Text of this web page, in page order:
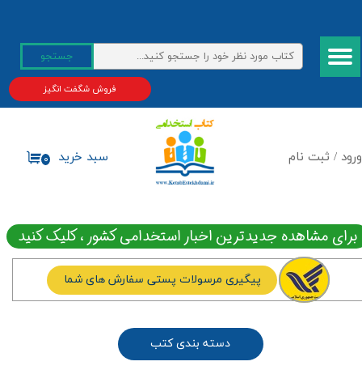
ورود / ثبت نام
حساب کاربری من
تغییر گذر واژه
سفارشات
جستجو
۰ سبد خرید
فروش شگفت انگیز
برای مشاهده جدیدترین اخبار استخدامی کشور ، کلیک کنید
پیگیری مرسولات پستی سفارش های شما
دسته بندی کتب